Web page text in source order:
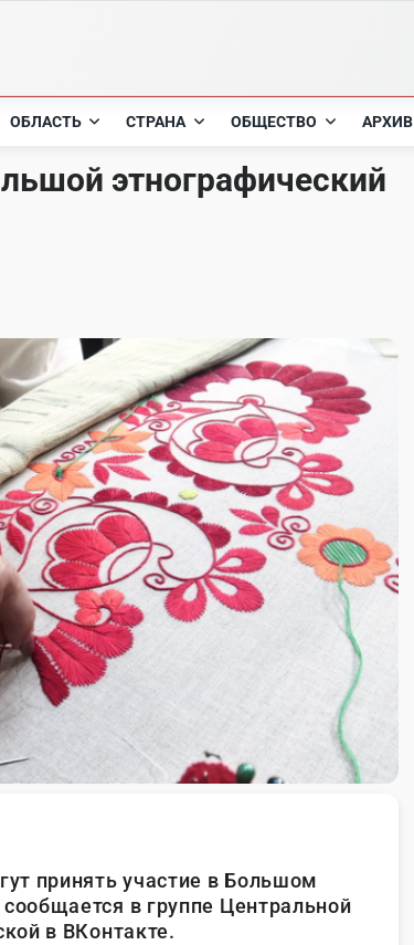
ОБЛАСТЬ СТРАНА ОБЩЕСТВО АРХИВ
этнографический
принять участие в Большом
в группе Центральной
в ВКонтакте.